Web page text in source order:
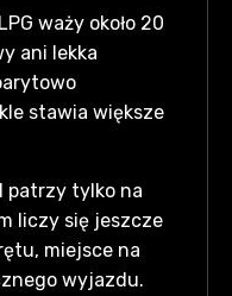
waży około 20
ani lekka
stawia większe
patrzy tylko na
liczy się jeszcze
miejsce na
wyjazdu.